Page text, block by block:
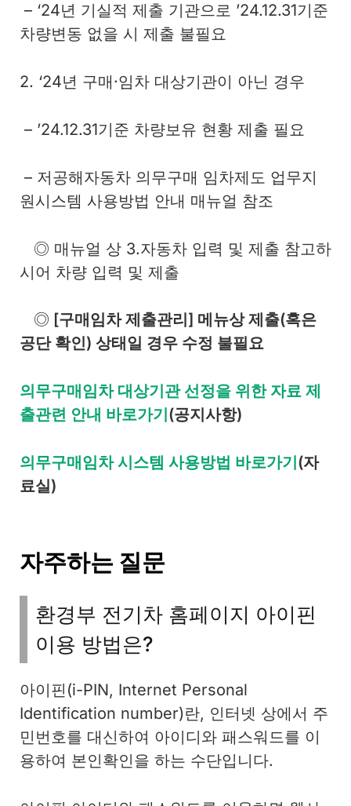
– ‘24년 기실적 제출 기관으로 ’24.12.31기준
차량변동 없을 시 제출 불필요
2. ‘24년 구매·임차 대상기관이 아닌 경우
– ’24.12.31기준 차량보유 현황 제출 필요
– 저공해자동차 의무구매 임차제도 업무지
원시스템 사용방법 안내 매뉴얼 참조
◎ 매뉴얼 상 3.자동차 입력 및 제출 참고하
시어 차량 입력 및 제출
◎ [구매임차 제출관리] 메뉴상 제출(혹은
공단 확인) 상태일 경우 수정 불필요
의무구매임차 대상기관 선정을 위한 자료 제
출관련 안내 바로가기(공지사항)
의무구매임차 시스템 사용방법 바로가기(자
료실)
자주하는 질문
환경부 전기차 홈페이지 아이핀
이용 방법은?
아이핀(i-PIN, Internet Personal
Identification number)란, 인터넷 상에서 주
민번호를 대신하여 아이디와 패스워드를 이
용하여 본인확인을 하는 수단입니다.